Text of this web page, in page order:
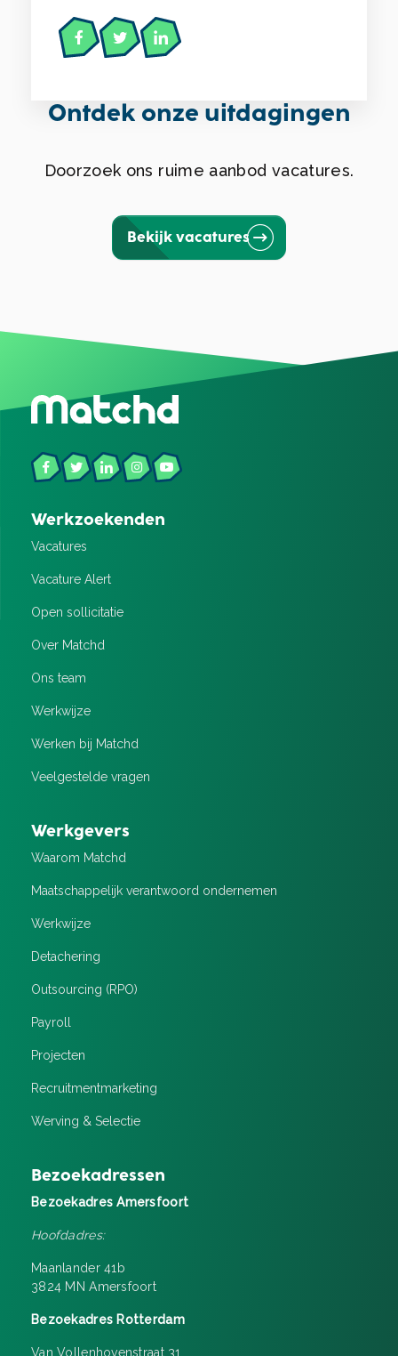
Ontdek onze uitdagingen
Doorzoek ons ruime aanbod vacatures.
Bekijk vacatures
Werkzoekenden
Vacatures
Vacature Alert
Open sollicitatie
Over Matchd
Ons team
Werkwijze
Werken bij Matchd
Veelgestelde vragen
Werkgevers
Waarom Matchd
Maatschappelijk verantwoord ondernemen
Werkwijze
Detachering
Outsourcing (RPO)
Payroll
Projecten
Recruitment­marketing
Werving & Selectie
Bezoekadressen
Bezoekadres Amersfoort
Hoofdadres:
Maanlander 41b
3824 MN Amersfoort
Bezoekadres Rotterdam
Van Vollenhovenstraat 31